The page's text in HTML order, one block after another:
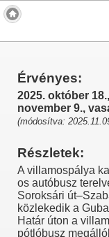
Érvényes:
2025. október
november 9.,
(módosítva:
Részletek:
A villamospálya
os autóbusz
Soroksári
közlekedik a
Határ úton a
pótlóbusz